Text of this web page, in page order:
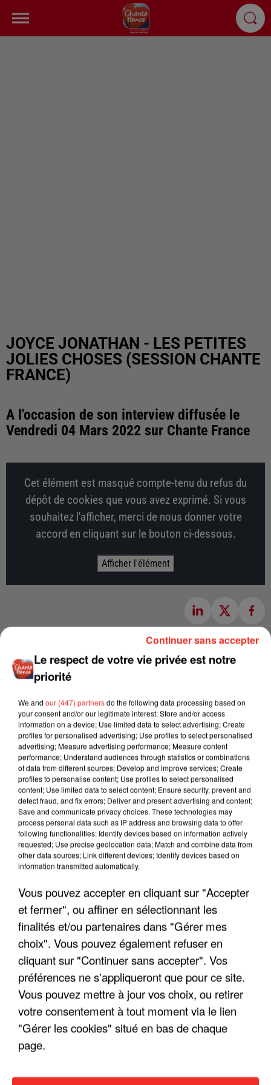
JOYCE JONATHAN - LES PETITES
JOLIES CHOSES (SESSION CHANTE
FRANCE)
A l'occasion de son interview diffusée le
Vendredi 04 Mars 2022 sur Chante France
Cet élément est masqué compte-tenu du refus du
dépôt de cookies que vous avez exprimé. Si vous
souhaitez l'afficher, merci de nous donner votre
accord en cliquant sur le bouton ci-dessous.
Afficher l'élément
Le respect de votre vie privée est notre
priorité
We and our (447) partnersdo the following data processing based on
your consent and/or our legitimate interest: Store and/or access
information on a device; Use limited data to select advertising; Create
profiles for personalised advertising; Use profiles to select personalised
advertising; Measure advertising performance; Measure content
performance; Understand audiences through statistics or combinations
of data from different sources; Develop and improve services; Create
profiles to personalise content; Use profiles to select personalised
content; Use limited data to select content; Ensure security, prevent and
detect fraud, and fix errors; Deliver and present advertising and content;
Save and communicate privacy choices. These technologies may
process personal data such as IP address and browsing data to offer
following functionalities: Identify devices based on information actively
requested; Use precise geolocation data; Match and combine data from
other data sources; Link different devices; Identify devices based on
information transmitted automatically.
Vous pouvez accepter en cliquant sur "Accepter
et fermer", ou affiner en sélectionnant les
finalités et/ou partenaires dans "Gérer mes
choix". Vous pouvez également refuser en
cliquant sur "Continuer sans accepter". Vos
préférences ne s'appliqueront que pour ce site.
Vous pouvez mettre à jour vos choix, ou retirer
votre consentement à tout moment via le lien
"Gérer les cookies" situé en bas de chaque
page.
Continuer sans accepter